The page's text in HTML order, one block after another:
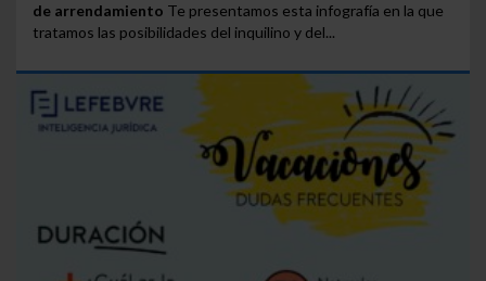
de arrendamiento Te presentamos esta infografía en la que
tratamos las posibilidades del inquilino y del...